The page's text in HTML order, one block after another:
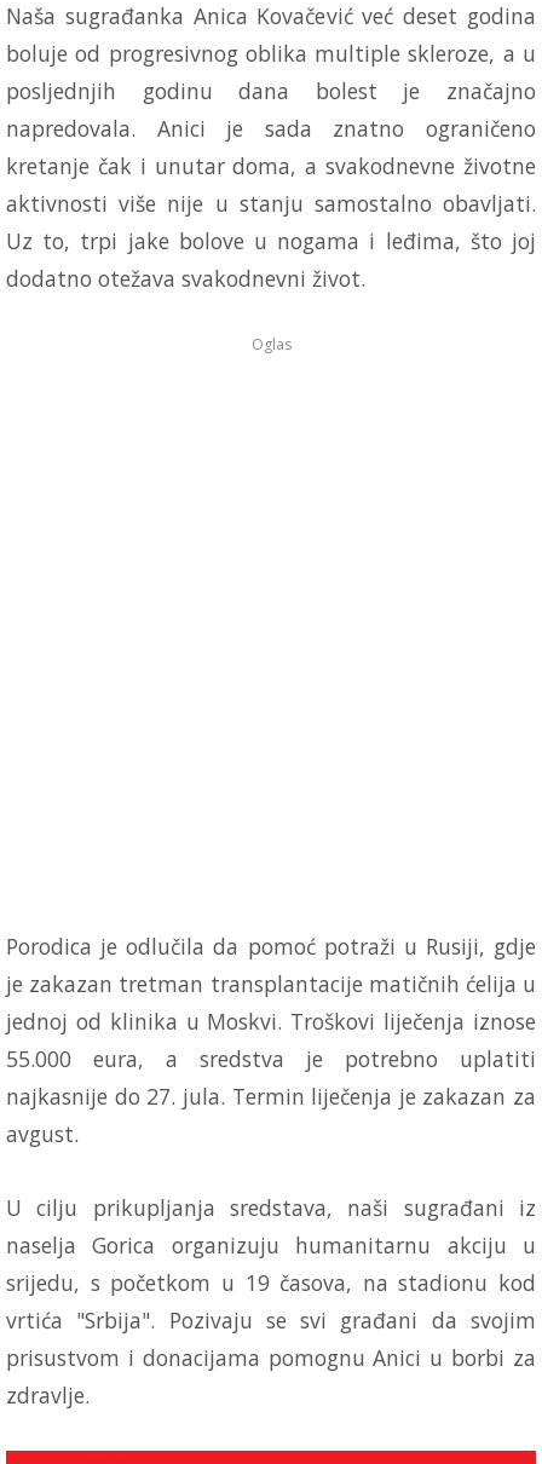
Naša sugrađanka Anica Kovačević već deset godina
boluje od progresivnog oblika multiple skleroze, a u
posljednjih godinu dana bolest je značajno
napredovala. Anici je sada znatno ograničeno
kretanje čak i unutar doma, a svakodnevne životne
aktivnosti više nije u stanju samostalno obavljati.
Uz to, trpi jake bolove u nogama i leđima, što joj
dodatno otežava svakodnevni život.
Oglas
Porodica je odlučila da pomoć potraži u Rusiji, gdje
je zakazan tretman transplantacije matičnih ćelija u
jednoj od klinika u Moskvi. Troškovi liječenja iznose
55.000 eura, a sredstva je potrebno uplatiti
najkasnije do 27. jula. Termin liječenja je zakazan za
avgust.
U cilju prikupljanja sredstava, naši sugrađani iz
naselja Gorica organizuju humanitarnu akciju u
srijedu, s početkom u 19 časova, na stadionu kod
vrtića "Srbija". Pozivaju se svi građani da svojim
prisustvom i donacijama pomognu Anici u borbi za
zdravlje.